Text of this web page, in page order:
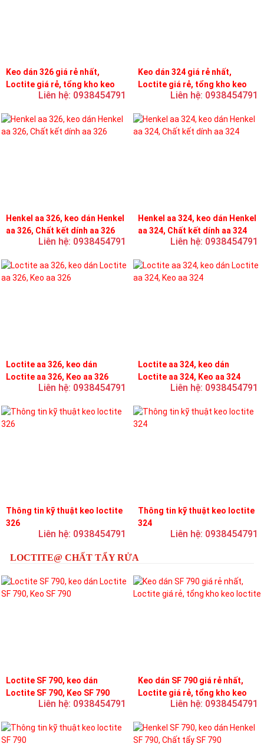
Keo dán 326 giá rẻ nhất,
Loctite giá rẻ, tổng kho keo
Liên hệ: 0938454791
Keo dán 324 giá rẻ nhất,
Loctite giá rẻ, tổng kho keo
Liên hệ: 0938454791
Henkel aa 326, keo dán Henkel
aa 326, Chất kết dính aa 326
Liên hệ: 0938454791
Henkel aa 324, keo dán Henkel
aa 324, Chất kết dính aa 324
Liên hệ: 0938454791
Loctite aa 326, keo dán
Loctite aa 326, Keo aa 326
Liên hệ: 0938454791
Loctite aa 324, keo dán
Loctite aa 324, Keo aa 324
Liên hệ: 0938454791
Thông tin kỹ thuật keo loctite
326
Liên hệ: 0938454791
Thông tin kỹ thuật keo loctite
324
Liên hệ: 0938454791
LOCTITE@ CHẤT TẨY RỬA
Loctite SF 790, keo dán
Loctite SF 790, Keo SF 790
Liên hệ: 0938454791
Keo dán SF 790 giá rẻ nhất,
Loctite giá rẻ, tổng kho keo
Liên hệ: 0938454791